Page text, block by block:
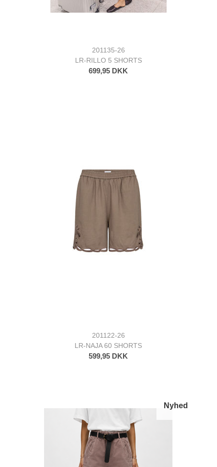
201135-26
LR-RILLO 5 SHORTS
699,95 DKK
201122-26
LR-NAJA 60 SHORTS
599,95 DKK
Nyhed